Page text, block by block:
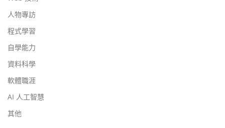
人物專訪
程式學習
自學能力
資料科學
軟體職涯
AI 人工智慧
其他